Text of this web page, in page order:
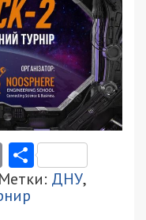
Email
ДНУ,